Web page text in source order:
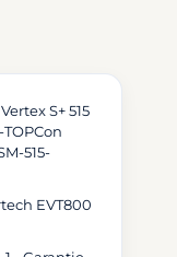
S+ 515
515-
EVT800